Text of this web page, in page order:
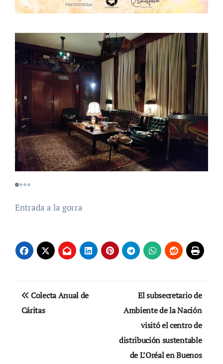
Entrada a la gorra
Navegación
de
Colecta Anual de
Cáritas
El subsecretario de
Ambiente de la Nación
visitó el centro de
distribución sustentable
de L’Oréal en Buenos